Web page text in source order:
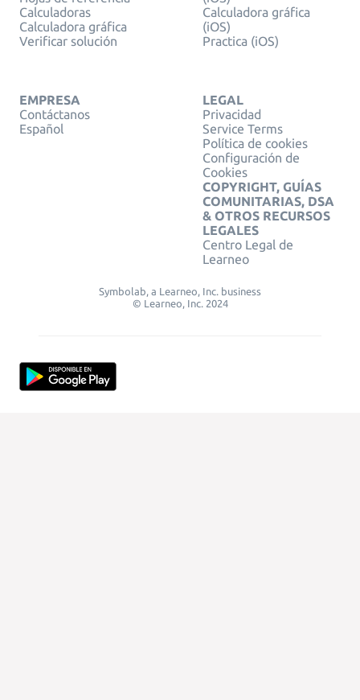
Calculadoras
Calculadora gráfica
Verificar solución
Calculadora gráfica
(iOS)
Practica (iOS)
EMPRESA
Contáctanos
Español
LEGAL
Privacidad
Service Terms
Política de cookies
Configuración de
Cookies
COPYRIGHT, GUÍAS
COMUNITARIAS, DSA
& OTROS RECURSOS
LEGALES
Centro Legal de
Learneo
Symbolab, a Learneo, Inc. business
© Learneo, Inc. 2024